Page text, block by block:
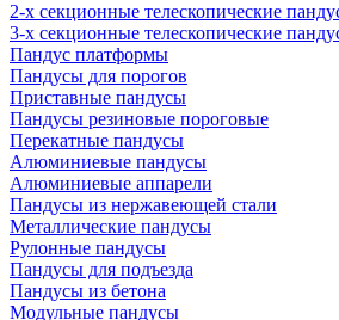
2-х секционные телескопические
3-х секционные телескопические
Пандус платформы
Пандусы для порогов
Приставные пандусы
Пандусы резиновые пороговые
Перекатные пандусы
Алюминиевые пандусы
Алюминиевые аппарели
Пандусы из нержавеющей стали
Металлические пандусы
Рулонные пандусы
Пандусы для подъезда
Пандусы из бетона
Модульные пандусы